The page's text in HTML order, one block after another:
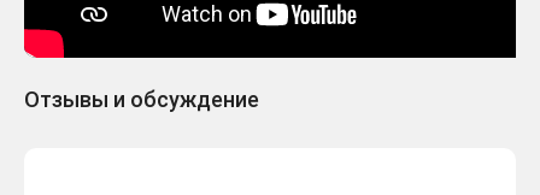
Отзывы и обсуждение